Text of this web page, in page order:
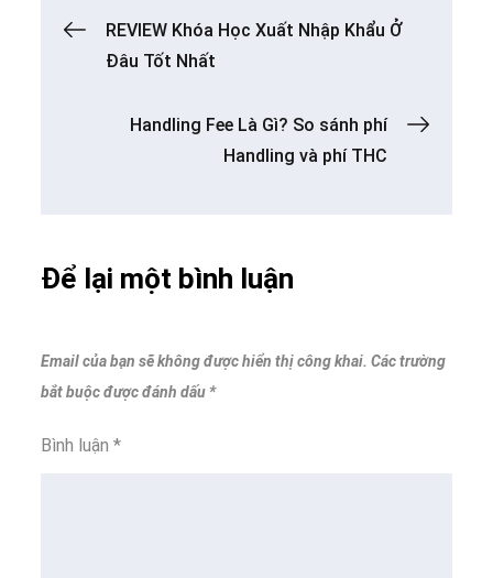
Điều
REVIEW Khóa Học Xuất Nhập Khẩu Ở
Đâu Tốt Nhất
Handling Fee Là Gì? So sánh phí
Handling và phí THC
Để lại một bình luận
Email của bạn sẽ không được hiển thị công khai. Các trường
bắt buộc được đánh dấu *
Bình luận*